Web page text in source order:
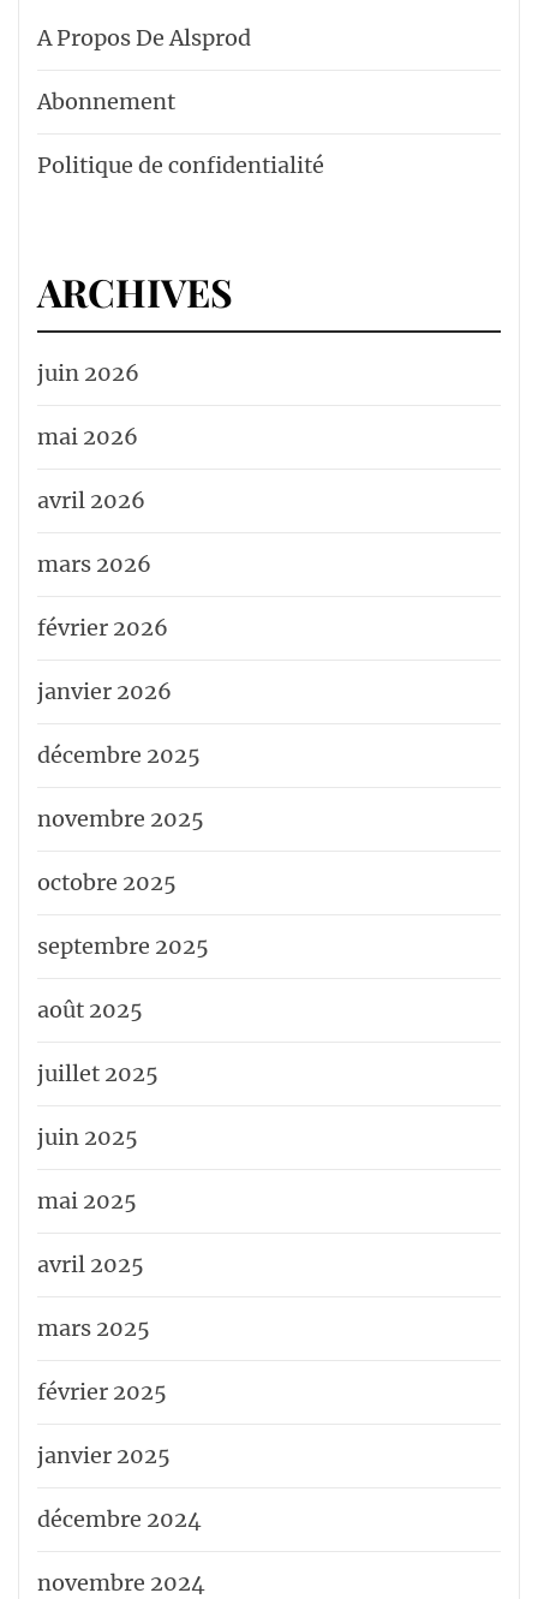
A Propos De Alsprod
Abonnement
Politique de confidentialité
ARCHIVES
juin 2026
mai 2026
avril 2026
mars 2026
février 2026
janvier 2026
décembre 2025
novembre 2025
octobre 2025
septembre 2025
août 2025
juillet 2025
juin 2025
mai 2025
avril 2025
mars 2025
février 2025
janvier 2025
décembre 2024
novembre 2024